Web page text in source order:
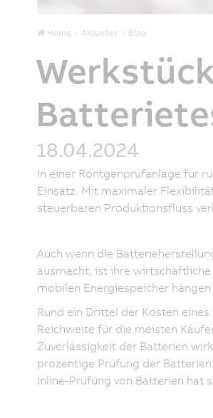
Home Aktuelles Blog
18.04.2024
In einer Röntgenprüfanlage für
Einsatz. Mit maximaler
steuerbaren Produktionsfluss
Auch wenn die
ausmacht, ist ihre
mobilen Energiespeicher
Rund ein Drittel der Kosten
Reichweite für die meisten
Zuverlässigkeit der Batterien
prozentige Prüfung der
Inline-Prüfung von Batterien hat